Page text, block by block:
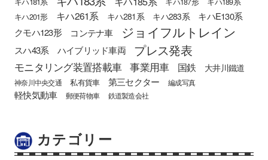
キハ201形
キハ261系 キハ281系 キハ283系
キハE130系
クモハ123形
コンテナ車 ジョイフルトレイン
スハ43系 ハイブリッド車両 プレス発表
モニタリング装置搭載車 事業用車 国鉄 大井川鐵道
神奈川中央交通 私有貨車 第三セクター 編成写真
軽快気動車 郵便荷物車 鉄道製造会社
カテゴリー